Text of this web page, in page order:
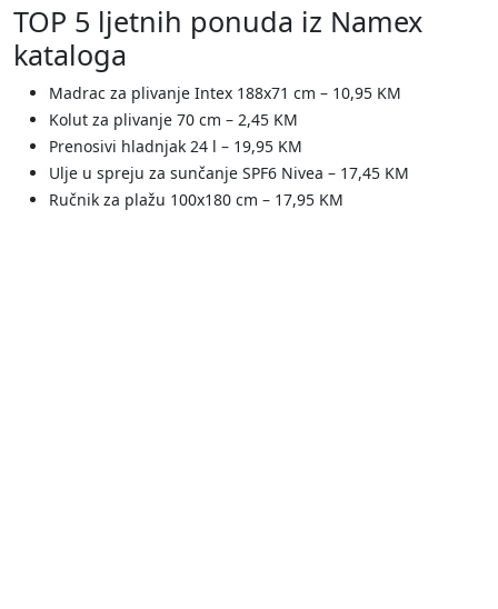
TOP 5 ljetnih ponuda iz Namex
kataloga
Madrac za plivanje Intex 188x71 cm – 10,95 KM
Kolut za plivanje 70 cm – 2,45 KM
Prenosivi hladnjak 24 l – 19,95 KM
Ulje u spreju za sunčanje SPF6 Nivea – 17,45 KM
Ručnik za plažu 100x180 cm – 17,95 KM